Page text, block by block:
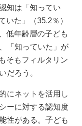
知は「知ってい
いた」（35.2％）
低年齢層の子ども
「知っていた」が
そもフィルタリン
だろう。
にネットを活用し
ーに対する認知度
性がある。子ども